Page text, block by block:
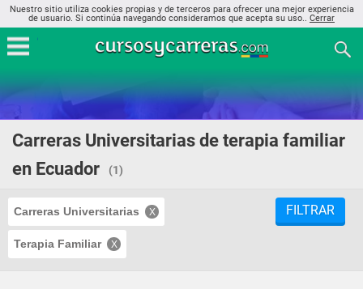
Nuestro sitio utiliza cookies propias y de terceros para ofrecer una mejor experiencia
de usuario. Si continúa navegando consideramos que acepta su uso.. Cerrar
Carreras Universitarias de terapia familiar
en Ecuador
(1)
Carreras Universitarias
Terapia Familiar
FILTRAR